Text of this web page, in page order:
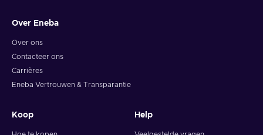
Over Eneba
Over ons
Contacteer ons
Carrières
Eneba Vertrouwen & Transparantie
Koop Help